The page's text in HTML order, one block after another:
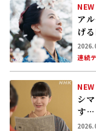
NEW
ア
げ
督
送
連続
NEW
シ
す